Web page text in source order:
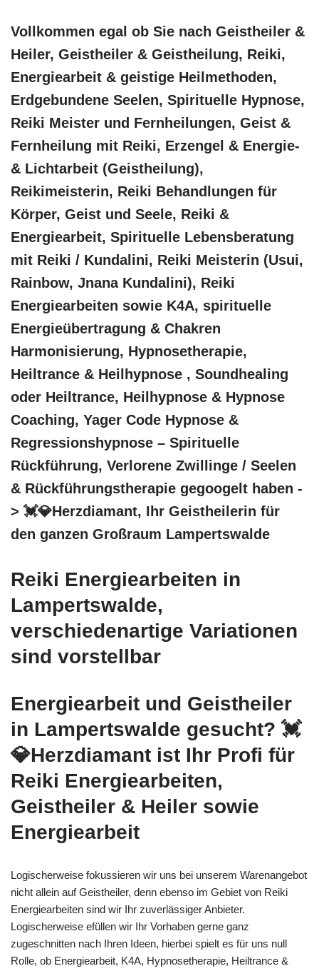
Vollkommen egal ob Sie nach Geistheiler &
Heiler, Geistheiler & Geistheilung, Reiki,
Energiearbeit & geistige Heilmethoden,
Erdgebundene Seelen, Spirituelle Hypnose,
Reiki Meister und Fernheilungen, Geist &
Fernheilung mit Reiki, Erzengel & Energie-
& Lichtarbeit (Geistheilung),
Reikimeisterin, Reiki Behandlungen für
Körper, Geist und Seele, Reiki &
Energiearbeit, Spirituelle Lebensberatung
mit Reiki / Kundalini, Reiki Meisterin (Usui,
Rainbow, Jnana Kundalini), Reiki
Energiearbeiten sowie K4A, spirituelle
Energieübertragung & Chakren
Harmonisierung, Hypnosetherapie,
Heiltrance & Heilhypnose , Soundhealing
oder Heiltrance, Heilhypnose & Hypnose
Coaching, Yager Code Hypnose &
Regressionshypnose – Spirituelle
Rückführung, Verlorene Zwillinge / Seelen
& Rückführungstherapie gegoogelt haben -
> 💓️💎Herzdiamant, Ihr Geistheilerin für
den ganzen Großraum Lampertswalde
Reiki Energiearbeiten in
Lampertswalde,
verschiedenartige Variationen
sind vorstellbar
Energiearbeit und Geistheiler
in Lampertswalde gesucht? 💓️
💎Herzdiamant ist Ihr Profi für
Reiki Energiearbeiten,
Geistheiler & Heiler sowie
Energiearbeit
Logischerweise fokussieren wir uns bei unserem Warenangebot
nicht allein auf Geistheiler, denn ebenso im Gebiet von Reiki
Energiearbeiten sind wir Ihr zuverlässiger Anbieter.
Logischerweise efüllen wir Ihr Vorhaben gerne ganz
zugeschnitten nach Ihren Ideen, hierbei spielt es für uns null
Rolle, ob Energiearbeit, K4A, Hypnosetherapie, Heiltrance &